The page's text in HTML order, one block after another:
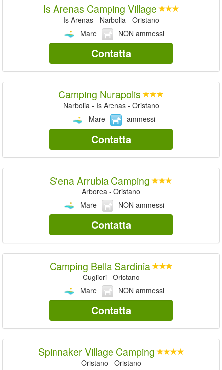
Is Arenas Camping Village
Is Arenas - Narbolia - Oristano
Mare
NON ammessi
Contatta
Camping Nurapolis
Narbolia - Is Arenas - Oristano
Mare
ammessi
Contatta
S'ena Arrubia Camping
Arborea - Oristano
Mare
NON ammessi
Contatta
Camping Bella Sardinia
Cuglieri - Oristano
Mare
NON ammessi
Contatta
Spinnaker Village Camping
Oristano - Oristano